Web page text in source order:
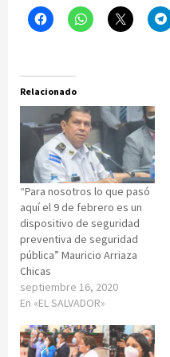
Relacionado
“Para nosotros lo que pasó
aquí el 9 de febrero es un
dispositivo de seguridad
preventiva de seguridad
pública” Mauricio Arriaza
Chicas
septiembre 16, 2020
En «EL SALVADOR»